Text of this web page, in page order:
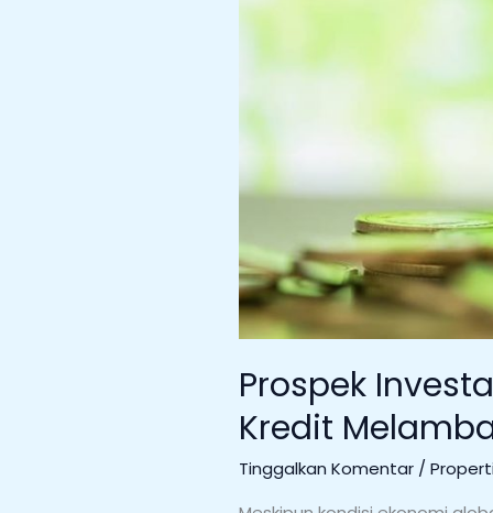
Prospek
Kredit
Tinggalkan Komentar /